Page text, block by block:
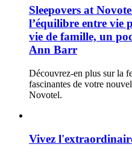
Sleepovers at
l’équilibre entre vie
vie de famille, un
Ann Barr
Découvrez-en plus sur la
fascinantes de votre
Novotel.
Vivez